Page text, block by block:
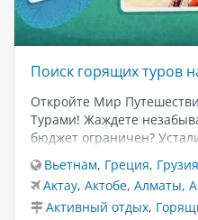
Поиск горящих туров
Откройте Мир
Турами! Жаждете
бюджет ограничен?
путешествие доступным
сайте вы найдете
самым популярным
Вьетнам, Греция, Грузия
Актау, Актобе, Алматы,
Активный отдых,